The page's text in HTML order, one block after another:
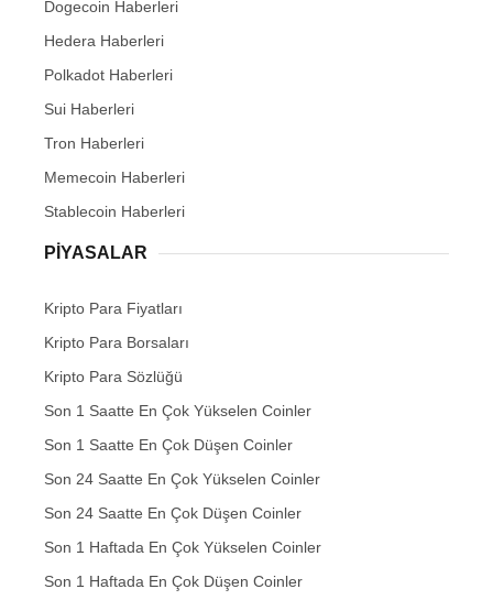
Dogecoin Haberleri
Hedera Haberleri
Polkadot Haberleri
Sui Haberleri
Tron Haberleri
Memecoin Haberleri
Stablecoin Haberleri
PIYASALAR
Kripto Para Fiyatları
Kripto Para Borsaları
Kripto Para Sözlüğü
Son 1 Saatte En Çok Yükselen Coinler
Son 1 Saatte En Çok Düşen Coinler
Son 24 Saatte En Çok Yükselen Coinler
Son 24 Saatte En Çok Düşen Coinler
Son 1 Haftada En Çok Yükselen Coinler
Son 1 Haftada En Çok Düşen Coinler